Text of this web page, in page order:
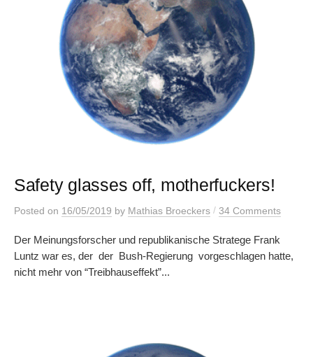
Safety glasses off, motherfuckers!
Posted on 16/05/2019 by Mathias Broeckers / 34 Comments
Der Meinungsforscher und republikanische Stratege Frank
Luntz war es, der der Bush-Regierung vorgeschlagen hatte,
nicht mehr von “Treibhauseffekt”...